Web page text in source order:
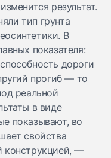
результат.
тип грунта
В
показателя:
дороги
прогиб — то
реальной
в виде
показывают, во
свойства
конструкцией, —